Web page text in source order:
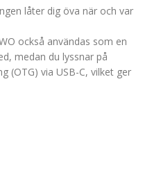
låter dig öva när och var
också användas som en
medan du lyssnar på
(OTG) via USB-C, vilket ger